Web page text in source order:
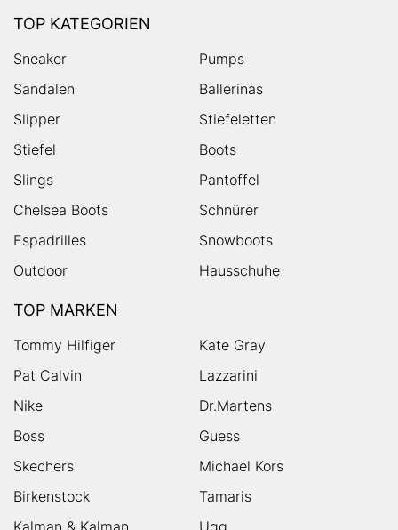
TOP KATEGORIEN
Sneaker
Pumps
Sandalen
Ballerinas
Slipper
Stiefeletten
Stiefel
Boots
Slings
Pantoffel
Chelsea Boots
Schnürer
Espadrilles
Snowboots
Outdoor
Hausschuhe
TOP MARKEN
Tommy Hilfiger
Kate Gray
Pat Calvin
Lazzarini
Nike
Dr.Martens
Boss
Guess
Skechers
Michael Kors
Birkenstock
Tamaris
Kalman & Kalman
Ugg